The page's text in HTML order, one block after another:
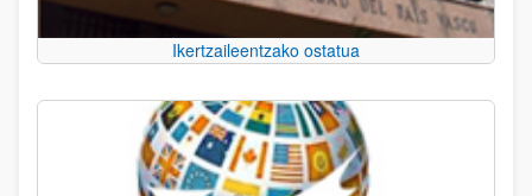
Ikertzaileentzako ostatua